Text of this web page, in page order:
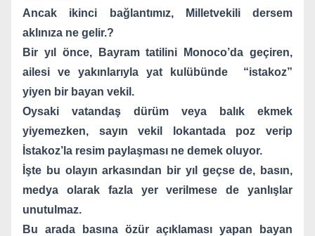
Ancak ikinci bağlantımız, Milletvekili dersem
aklınıza ne gelir.?
Bir yıl önce, Bayram tatilini Monoco’da geçiren,
ailesi ve yakınlarıyla yat kulübünde
“istakoz”
yiyen bir bayan vekil.
Oysaki vatandaş dürüm veya balık ekmek
yiyemezken, sayın vekil lokantada poz verip
İstakoz’la resim paylaşması ne demek oluyor.
İşte bu olayın arkasından bir yıl geçse de, basın,
medya olarak fazla yer verilmese de yanlışlar
unutulmaz.
Bu arada basına özür açıklaması yapan bayan